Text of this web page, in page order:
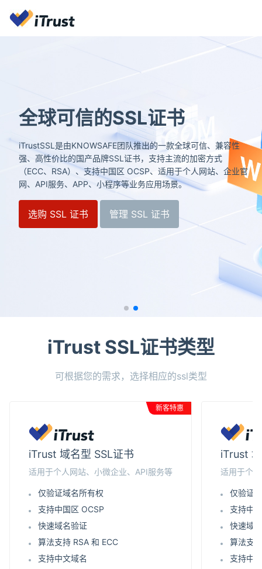
全球可信的SSL证书
iTrustSSL是由KNOWSAFE团队推出的一款全球可信、兼容性
强、高性价比的国产品牌SSL证书，支持主流的加密方式
（ECC、RSA）、支持中国区 OCSP、适用于个人网站、企业官
网、API服务、APP、小程序等业务应用场景。
选购 SSL 证书 管理 SSL 证书
iTrust SSL证书类型
可根据您的需求，选择相应的ssl类型
新客特惠
iTrust 域名型 SSL证书
适用于个人网站、小微企业、API服务等
仅验证域名所有权
支持中国区 OCSP
快速域名验证
算法支持 RSA 和 ECC
支持中文域名
iTrust
适用于个
仅验证
支持中
快速域
算法支
支持中